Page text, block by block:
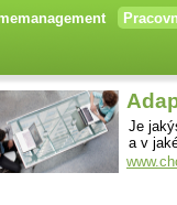
Je
a v